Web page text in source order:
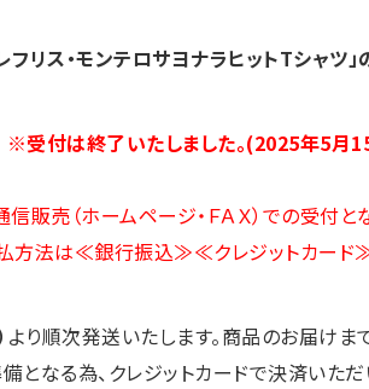
レフリス・モンテロサヨナラヒットTシャツ
※受付は終了いたしました。(2025年5月
販売（ホームページ・ＦＡＸ）での受付と
方法は≪銀行振込≫≪クレジットカード≫
より順次発送いたします。商品のお届けま
なる為、クレジットカードで決済いた